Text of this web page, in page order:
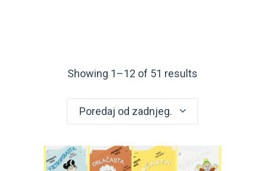
Showing 1–12 of 51 results
Poredaj od zadnjeg.